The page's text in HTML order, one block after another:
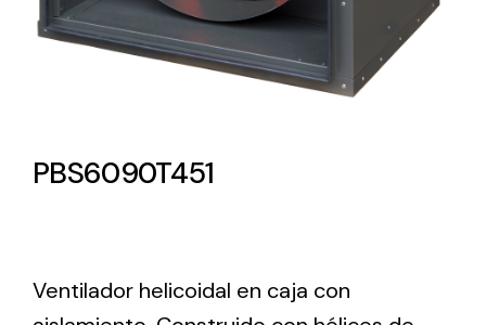
Amplia gama de ventiladores y equipos de
PBS6090T451
Ventilador helicoidal en caja con